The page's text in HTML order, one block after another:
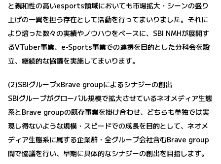
と親和性の高いesports領域においても市場拡大・シーンの盛り
上げの一翼を担う存在として活動を行ってまいりました。それに
より培った数々の実績やノウハウをベースに、SBI NMHが展開す
るVTuber事業、e-Sports事業での連携を目的とした分科会を設
立、継続的な協議を実施してまいります。
(2)SBIグループ×Brave groupによるシナジーの創出
SBIグループがグローバル規模で拡大させているネオメディア生態
系とBrave groupの既存事業を掛け合わせ、どちらも単独では実
現し得ないような規模・スピードでの成長を目的として、ネオメ
ディア生態系に属する企業群・全グループ会社含むBrave group
間で協議を行い、早期に具体的なシナジーの創出を目指します。